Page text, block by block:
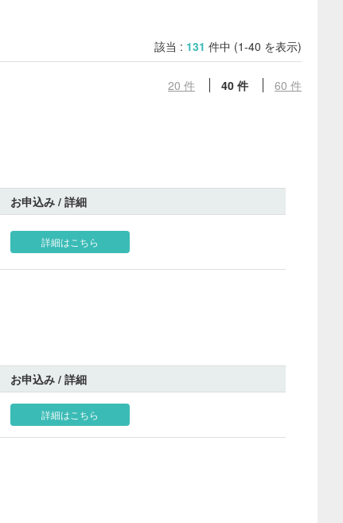
該当 : 131 件中 (1-40 を表示)
20 件 40 件 60 件
お申込み / 詳細
詳細はこちら
お申込み / 詳細
詳細はこちら